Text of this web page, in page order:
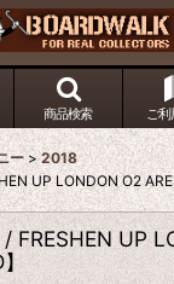
商品検索 ご利
ー > 2018
UP LONDON O2
FRESHEN UP
】